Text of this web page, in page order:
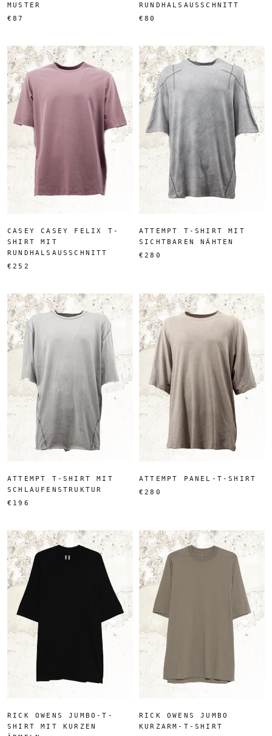
MUSTER
€87
RUNDHALSAUSSCHNITT
€80
CASEY CASEY FELIX T-
SHIRT MIT
RUNDHALSAUSSCHNITT
€252
ATTEMPT T-SHIRT MIT
SICHTBAREN NÄHTEN
€280
ATTEMPT T-SHIRT MIT
SCHLAUFENSTRUKTUR
€196
ATTEMPT PANEL-T-SHIRT
€280
RICK OWENS JUMBO-T-
SHIRT MIT KURZEN
RICK OWENS JUMBO
KURZARM-T-SHIRT